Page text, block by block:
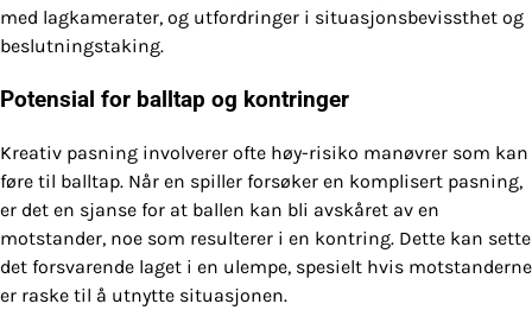
med lagkamerater, og utfordringer i situasjonsbevissthet og
beslutningstaking.
Potensial for balltap og kontringer
Kreativ pasning involverer ofte høy-risiko manøvrer som kan
føre til balltap. Når en spiller forsøker en komplisert pasning,
er det en sjanse for at ballen kan bli avskåret av en
motstander, noe som resulterer i en kontring. Dette kan sette
det forsvarende laget i en ulempe, spesielt hvis motstanderne
er raske til å utnytte situasjonen.